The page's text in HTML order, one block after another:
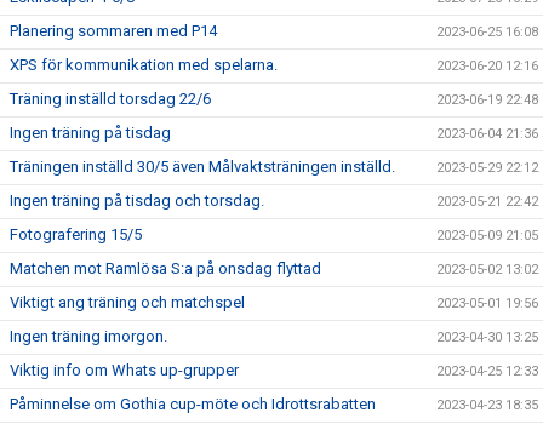
Planering sommaren med P14 2023-06-25 16:08
XPS för kommunikation med spelarna. 2023-06-20 12:16
Träning inställd torsdag 22/6 2023-06-19 22:48
Ingen träning på tisdag 2023-06-04 21:36
Träningen inställd 30/5 även Målvaktsträningen inställd. 2023-05-29 22:12
Ingen träning på tisdag och torsdag. 2023-05-21 22:42
Fotografering 15/5 2023-05-09 21:05
Matchen mot Ramlösa S:a på onsdag flyttad 2023-05-02 13:02
Viktigt ang träning och matchspel 2023-05-01 19:56
Ingen träning imorgon. 2023-04-30 13:25
Viktig info om Whats up-grupper 2023-04-25 12:33
Påminnelse om Gothia cup-möte och Idrottsrabatten 2023-04-23 18:35